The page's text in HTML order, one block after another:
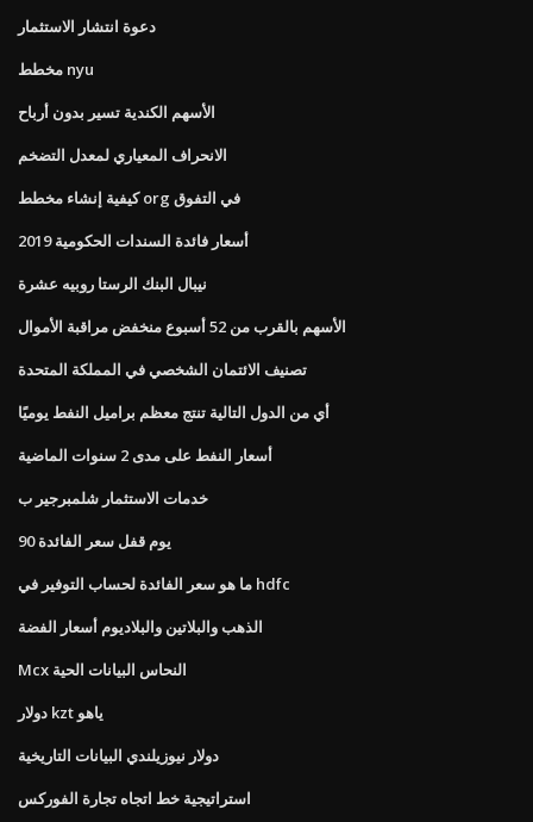
دعوة انتشار الاستثمار
مخطط nyu
الأسهم الكندية تسير بدون أرباح
الانحراف المعياري لمعدل التضخم
كيفية إنشاء مخطط org في التفوق
أسعار فائدة السندات الحكومية 2019
نيبال البنك الرستا روبيه عشرة
الأسهم بالقرب من 52 أسبوع منخفض مراقبة الأموال
تصنيف الائتمان الشخصي في المملكة المتحدة
أي من الدول التالية تنتج معظم براميل النفط يوميًا
أسعار النفط على مدى 2 سنوات الماضية
خدمات الاستثمار شلمبرجير ب
90 يوم قفل سعر الفائدة
ما هو سعر الفائدة لحساب التوفير في hdfc
الذهب والبلاتين والبلاديوم أسعار الفضة
Mcx النحاس البيانات الحية
دولار kzt ياهو
دولار نيوزيلندي البيانات التاريخية
استراتيجية خط اتجاه تجارة الفوركس